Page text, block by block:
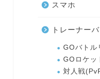
スマホ
トレーナー
GOバトル
GOロケッ
対人戦